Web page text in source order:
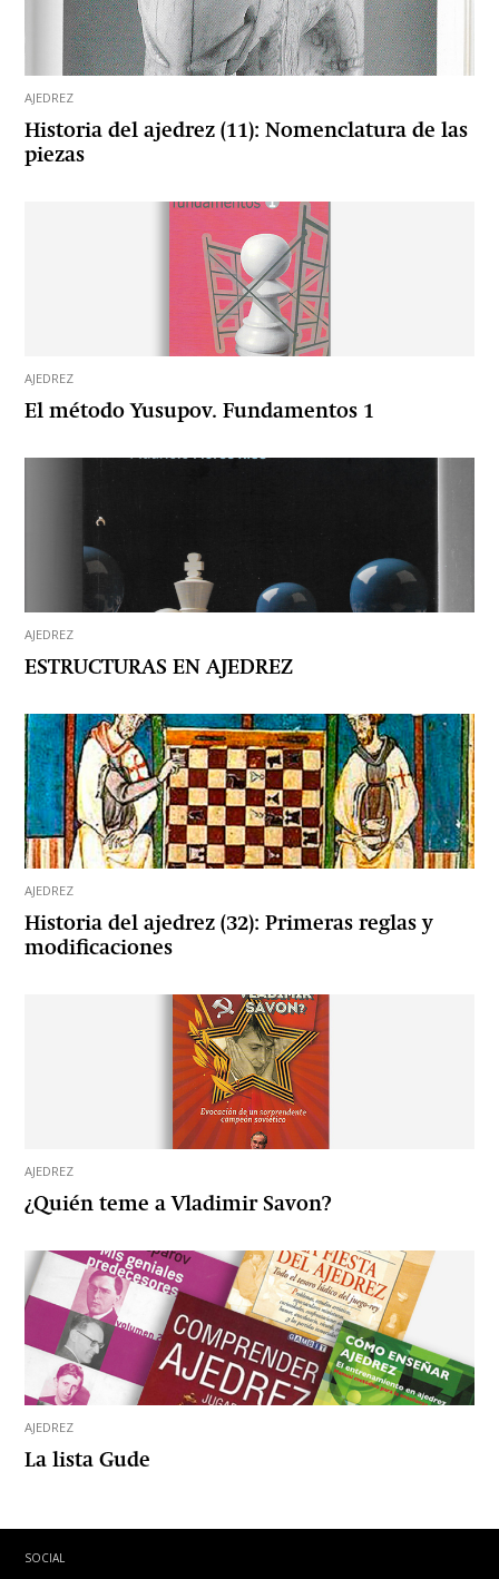
AJEDREZ
Historia del ajedrez (11): Nomenclatura de las
piezas
AJEDREZ
El método Yusupov. Fundamentos 1
AJEDREZ
ESTRUCTURAS EN AJEDREZ
AJEDREZ
Historia del ajedrez (32): Primeras reglas y
modificaciones
AJEDREZ
¿Quién teme a Vladimir Savon?
AJEDREZ
La lista Gude
SOCIAL